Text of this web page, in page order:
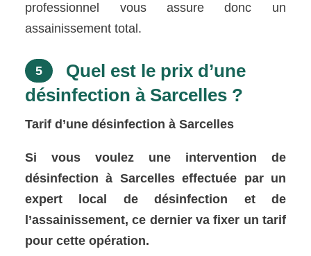
professionnel vous assure donc un
assainissement total.
5
Quel est le prix d’une
désinfection à Sarcelles ?
Tarif d’une désinfection à Sarcelles
Si vous voulez une intervention de
désinfection à Sarcelles effectuée par un
expert local de désinfection et de
l’assainissement, ce dernier va fixer un tarif
pour cette opération.